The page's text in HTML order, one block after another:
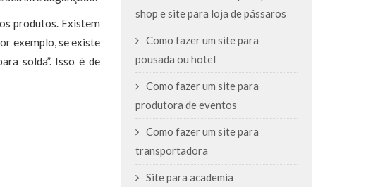
produtos. Existem
exemplo, se existe
solda”. Isso é de
shop e site para loja de pássaros
Como fazer um site para
pousada ou hotel
Como fazer um site para
produtora de eventos
Como fazer um site para
transportadora
Site para academia